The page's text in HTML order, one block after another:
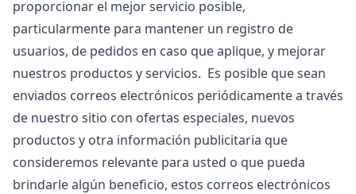
proporcionar el mejor servicio posible,
particularmente para mantener un registro de
usuarios, de pedidos en caso que aplique, y mejorar
nuestros productos y servicios. Es posible que sean
enviados correos electrónicos periódicamente a través
de nuestro sitio con ofertas especiales, nuevos
productos y otra información publicitaria que
consideremos relevante para usted o que pueda
brindarle algún beneficio, estos correos electrónicos